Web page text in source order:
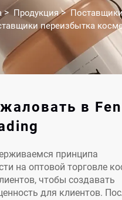
> Продукция>
переизбытка
в Fen
принципа
на оптовой торговле
чтобы создавать
для клиентов.